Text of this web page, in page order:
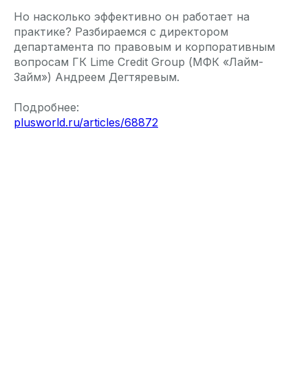
Но насколько эффективно он работает на
практике? Разбираемся с директором
департамента по правовым и корпоративным
вопросам ГК Lime Credit Group (МФК «Лайм-
Займ») Андреем Дегтяревым.
Подробнее:
plusworld.ru/articles/68872